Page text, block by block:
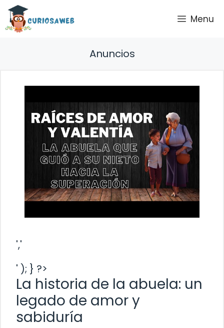
Saltar
contenido
Menu
Anuncios
','
' ); } ?>
La historia de la abuela: un
legado de amor y
sabiduría